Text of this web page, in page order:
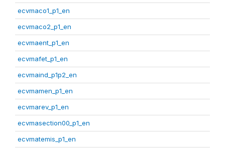
ecvmaco1_p1_en
ecvmaco2_p1_en
ecvmaent_p1_en
ecvmafet_p1_en
ecvmaind_p1p2_en
ecvmamen_p1_en
ecvmarev_p1_en
ecvmasection00_p1_en
ecvmatemis_p1_en